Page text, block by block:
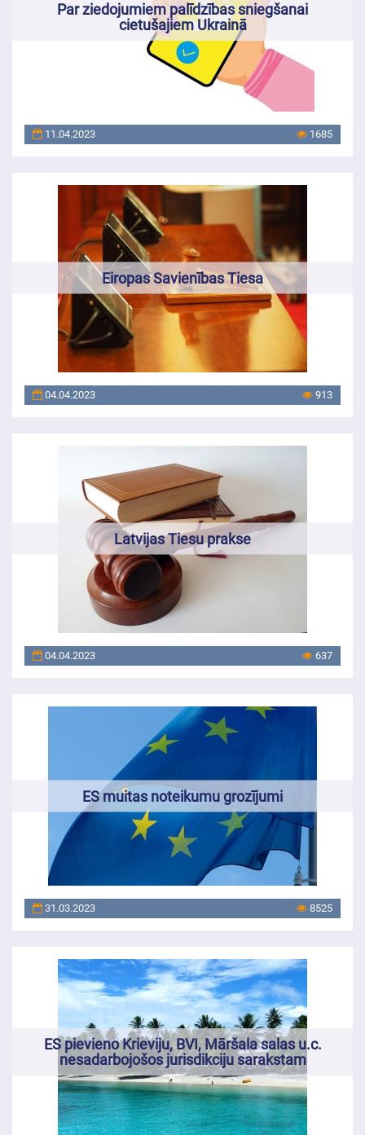
Par ziedojumiem palīdzības sniegšanai
cietušajiem Ukrainā
11.04.2023 1685
Eiropas Savienības Tiesa
04.04.2023 913
Latvijas Tiesu prakse
04.04.2023 637
ES muitas noteikumu grozījumi
31.03.2023 8525
ES pievieno Krieviju, BVI, Māršala salas u.c.
nesadarbojošos jurisdikciju sarakstam